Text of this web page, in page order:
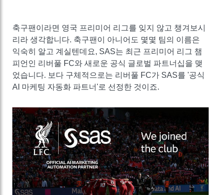
축구팬이라면 영국 프리미어 리그를 잊지 않고 챙겨보시
리라 생각합니다. 축구팬이 아니어도 몇몇 팀의 이름은
익숙히 알고 계실텐데요, SAS는 최근 프리미어 리그 챔
피언인 리버풀 FC와 새로운 공식 글로벌 파트너십을 맺
었습니다. 보다 구체적으로는 리버풀 FC가 SAS를 '공식
AI 마케팅 자동화 파트너'로 선정한 것이죠.